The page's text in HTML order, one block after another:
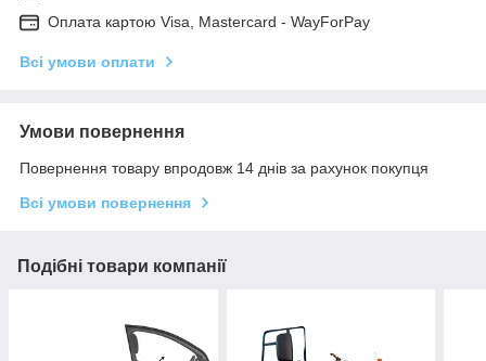
Оплата картою Visa, Mastercard - WayForPay
Всі умови оплати
Умови повернення
Повернення товару впродовж 14 днів за рахунок покупця
Всі умови повернення
Подібні товари компанії